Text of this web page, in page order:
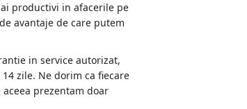
productivi in afacerile pe
avantaje de care putem
in service autorizat,
zile. Ne dorim ca fiecare
prezentam doar